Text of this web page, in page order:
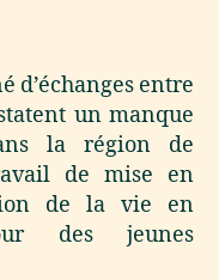
d’échanges entre
un manque
la région de
de mise en
de la vie en
des jeunes